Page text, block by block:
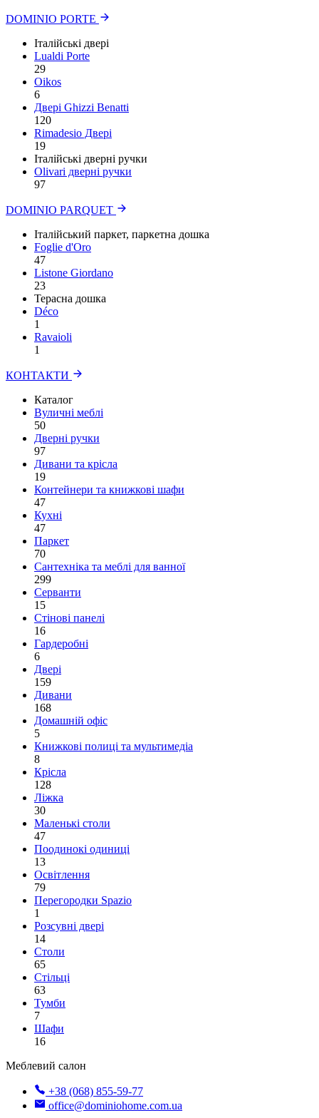
DOMINIO PORTE
Італійські двері
Lualdi Porte
29
Oikos
6
Двері Ghizzi Benatti
120
Rimadesio Двері
19
Італійські дверні ручки
Olivari дверні ручки
97
DOMINIO PARQUET
Італійський паркет, паркетна дошка
Foglie d'Oro
47
Listone Giordano
23
Терасна дошка
Déco
1
Ravaioli
1
КОНТАКТИ
Каталог
Вуличні меблі
50
Дверні ручки
97
Дивани та крісла
19
Контейнери та книжкові шафи
47
Кухні
47
Паркет
70
Сантехніка та меблі для ванної
299
Серванти
15
Стінові панелі
16
Гардеробні
6
Двері
159
Дивани
168
Домашній офіс
5
Книжкові полиці та мультимедіа
8
Крісла
128
Ліжка
30
Маленькі столи
47
Поодинокі одиниці
13
Освітлення
79
Перегородки Spazio
1
Розсувні двері
14
Столи
65
Стільці
63
Тумби
7
Шафи
16
Меблевий салон
+38 (068) 855-59-77
office@dominiohome.com.ua